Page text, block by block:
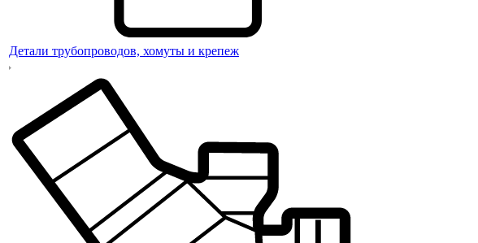
Детали трубопроводов, хомуты и крепеж